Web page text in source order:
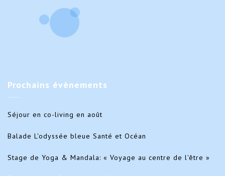
Prochains évènements
Séjour en co-living en août
Balade L'odyssée bleue Santé et Océan
Stage de Yoga & Mandala: « Voyage au centre de l'être »